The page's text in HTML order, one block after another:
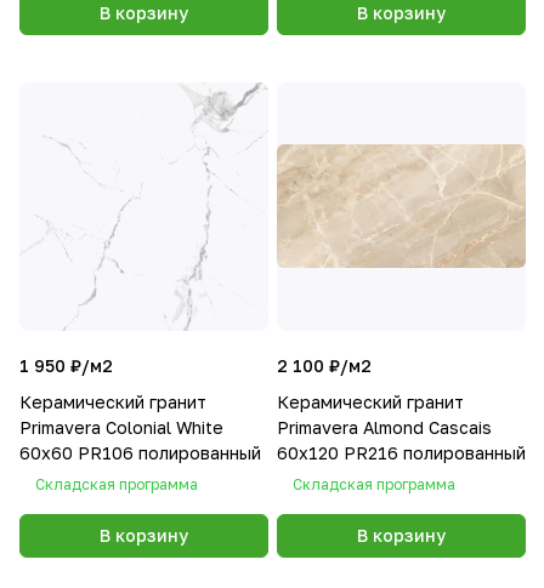
В корзину В корзину
1 950 ₽/м2
Керамический гранит
Primavera Colonial White
60х60 PR106 полированный
Складская программа
В корзину
2 100 ₽/м2
Керамический гранит
Primavera Almond Cascais
60х120 PR216 полированный
Складская программа
В корзину